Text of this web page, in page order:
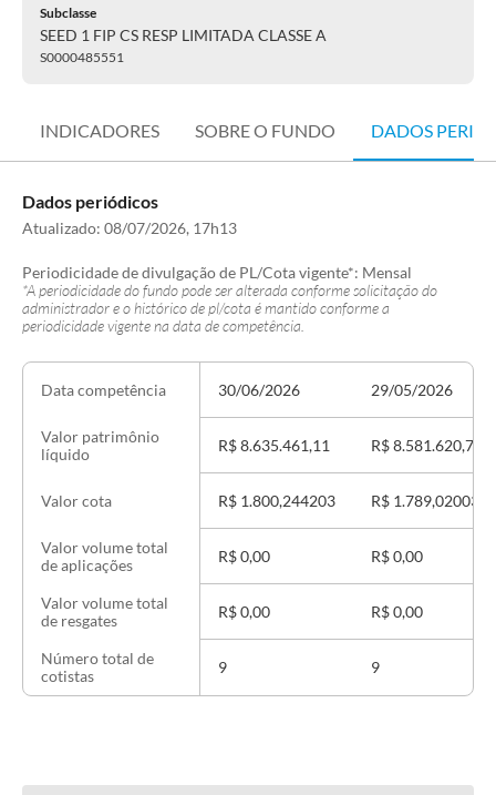
Subclasse
SEED 1 FIP CS RESP LIMITADA CLASSE A
S0000485551
INDICADORES SOBRE O FUNDO DADOS
Dados periódicos
Atualizado: 08/07/2026, 17h13
Periodicidade de divulgação de PL/Cota vigente*: Mensal
*A periodicidade do fundo pode ser alterada conforme solicitação do
administrador e o histórico de pl/cota é mantido conforme a
periodicidade vigente na data de competência.
Data competência
Valor patrimônio
líquido
Valor cota
Valor volume total
de aplicações
Valor volume total
de resgates
Número total de
cotistas
30/06/2026
R$ 8.635.461,11
R$ 1.800,244203
R$ 0,00
R$ 0,00
9
29/05/2026
R$ 8.581.620,70
R$ 1.789,020033
R$ 0,00
R$ 0,00
9